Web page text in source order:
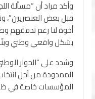
وأكد مراد أن “مسألة
قبل بعض العنصريين”،
أخوة لنا رغم تدفقهم
بشكل واقعي وطني
وشدد على “الحوار
الممدودة من أجل
المؤسسات خاصة في ظل